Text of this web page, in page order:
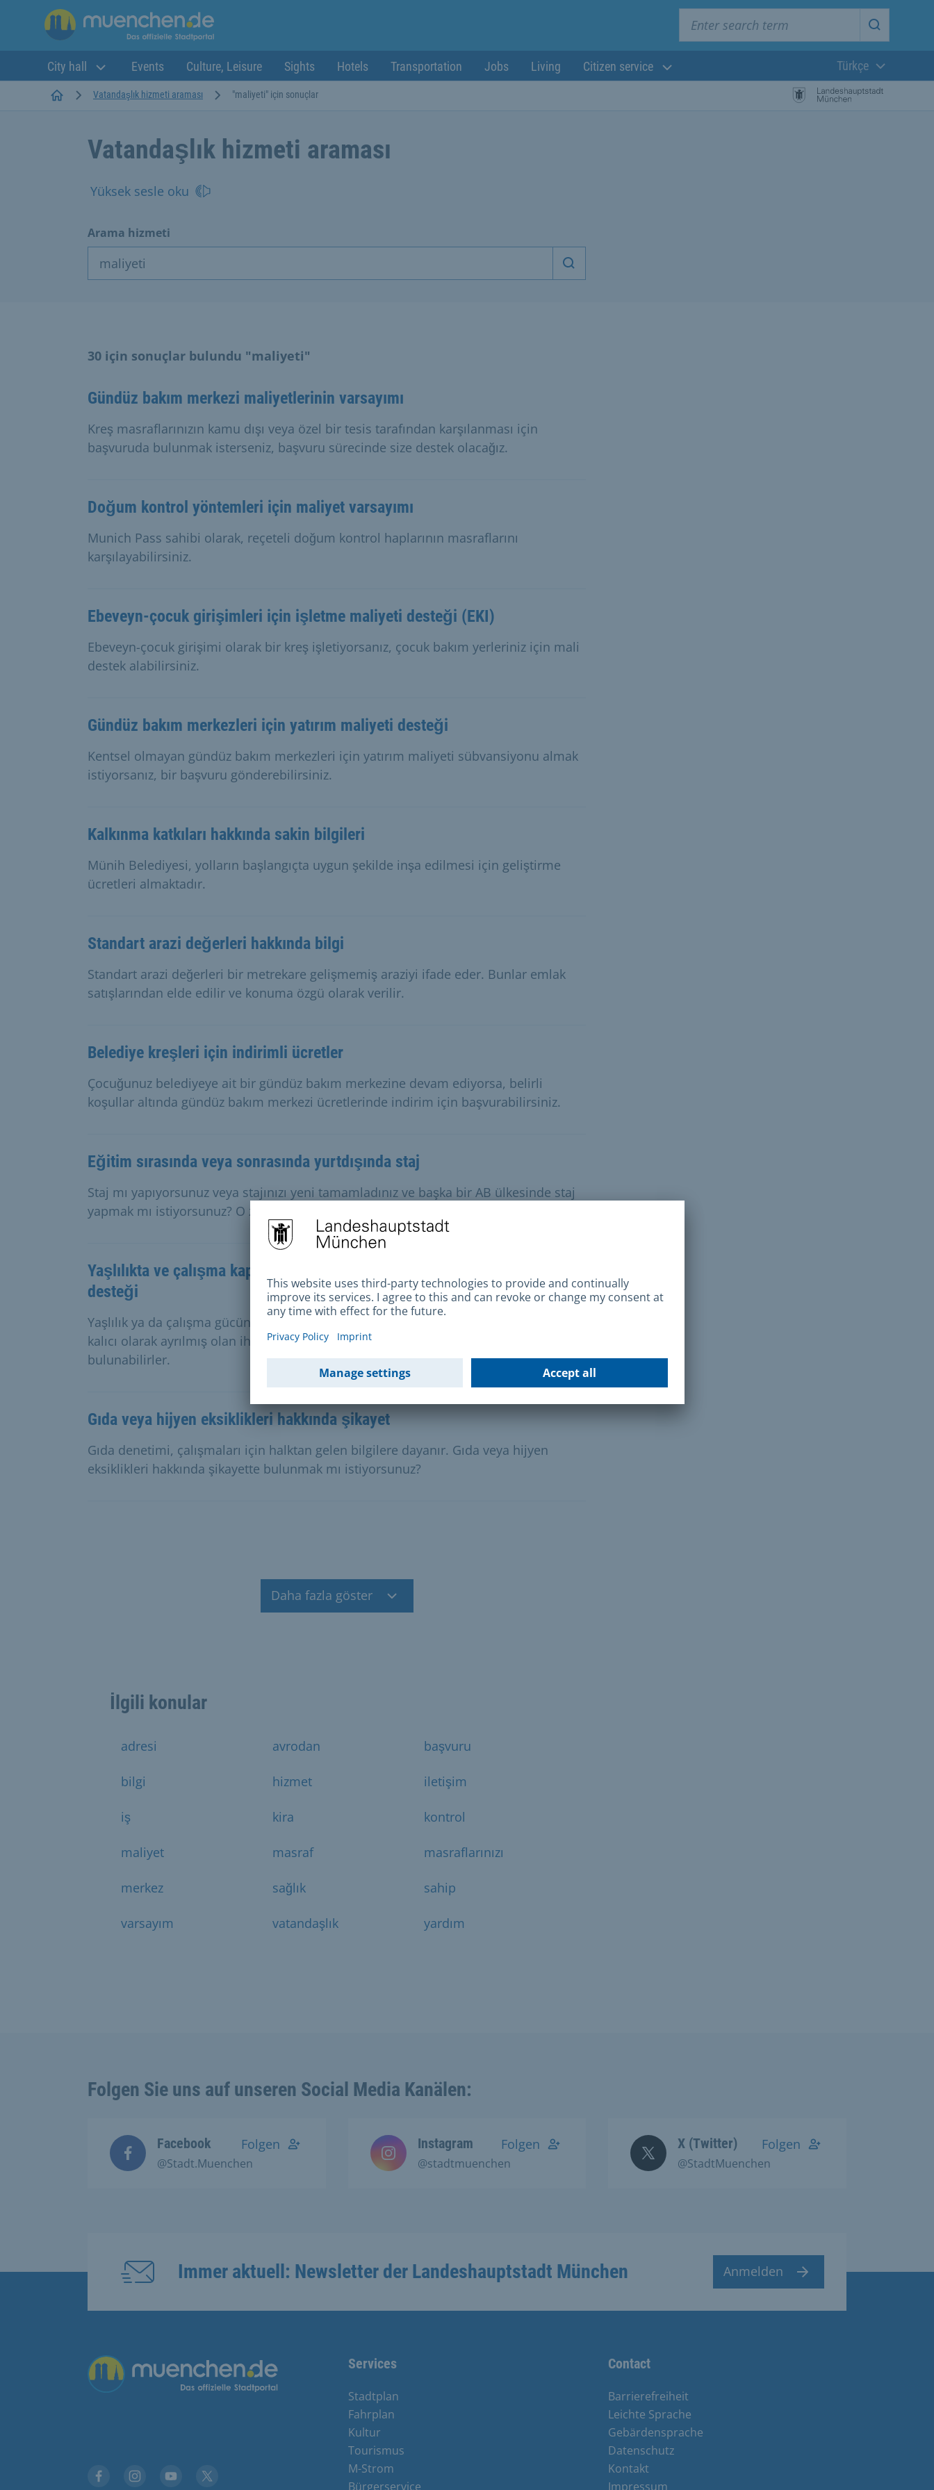
Start
City hall Events Culture, Leisure Sights Hotels Transportation Jobs Living Citizen service
Güncel dil:
Türkçe
StartseiteVatandaşlık hizmeti araması "maliyeti" için sonuçlar
Vatandaşlık hizmeti araması
Yüksek sesle oku
Arama hizmeti
Aramaya başlayın
30 için sonuçlar bulundu "maliyeti"
Gündüz bakım merkezi maliyetlerinin varsayımı
Kreş masraflarınızın kamu dışı veya özel bir tesis tarafından karşılanması için
başvuruda bulunmak isterseniz, başvuru sürecinde size destek olacağız.
Doğum kontrol yöntemleri için maliyet varsayımı
Munich Pass sahibi olarak, reçeteli doğum kontrol haplarının masraflarını
karşılayabilirsiniz.
Ebeveyn-çocuk girişimleri için işletme maliyeti desteği (EKI)
Ebeveyn-çocuk girişimi olarak bir kreş işletiyorsanız, çocuk bakım yerleriniz için mali
destek alabilirsiniz.
Gündüz bakım merkezleri için yatırım maliyeti desteği
Kentsel olmayan gündüz bakım merkezleri için yatırım maliyeti sübvansiyonu almak
istiyorsanız, bir başvuru gönderebilirsiniz.
Kalkınma katkıları hakkında sakin bilgileri
Münih Belediyesi, yolların başlangıçta uygun şekilde inşa edilmesi için geliştirme
ücretleri almaktadır.
Standart arazi değerleri hakkında bilgi
Standart arazi değerleri bir metrekare gelişmemiş araziyi ifade eder. Bunlar emlak
satışlarından elde edilir ve konuma özgü olarak verilir.
Belediye kreşleri için indirimli ücretler
Çocuğunuz belediyeye ait bir gündüz bakım merkezine devam ediyorsa, belirli
koşullar altında gündüz bakım merkezi ücretlerinde indirim için başvurabilirsiniz.
Eğitim sırasında veya sonrasında yurtdışında staj
Staj mı yapıyorsunuz veya stajınızı yeni tamamladınız ve başka bir AB ülkesinde staj
yapmak mı istiyorsunuz? O zaman burs için başvurun.
Yaşlılıkta ve çalışma kapasitesinin azalması durumunda temel gelir
desteği
Yaşlılık ya da çalışma gücünün tamamen azalması nedeniyle işgücü piyasasından
kalıcı olarak ayrılmış olan ihtiyaç sahipleri temel gelir desteği için başvuruda
bulunabilirler.
Gıda veya hijyen eksiklikleri hakkında şikayet
Gıda denetimi, çalışmaları için halktan gelen bilgilere dayanır. Gıda veya hijyen
eksiklikleri hakkında şikayette bulunmak mı istiyorsunuz?
Daha fazla göster
İlgili konular
adresi avrodan başvuru
bilgi hizmet iletişim
iş kira kontrol
maliyet masraf masraflarınızı
merkez sağlık sahip
varsayım vatandaşlık yardım
Folgen Sie uns auf unseren Social Media Kanälen:
Facebook
@Stadt.Muenchen
Folgen Instagram
@stadtmuenchen
Folgen X (Twitter)
@StadtMuenchen
Folgen
Immer aktuell: Newsletter der Landeshauptstadt München Anmelden
Übergreifende Links Services
Stadtplan
Fahrplan
Kultur
Tourismus
M-Strom
Bürgerservice
Contact
Barrierefreiheit
Leichte Sprache
Gebärdensprache
Datenschutz
Kontakt
Impressum